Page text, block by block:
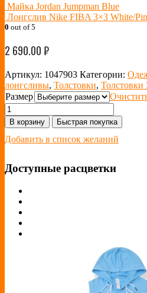
Майка Jordan Jumpman Blue
Лонгслив Nike FIBA 3×3 White/
0 out of 5
2 690.00₽
Артикул: 1047903 Категории:
лонгсливы, Толстовки, Толстовки
Размер
В корзину Быстрая покупка
Добавить в список желаний
Доступные расцветки